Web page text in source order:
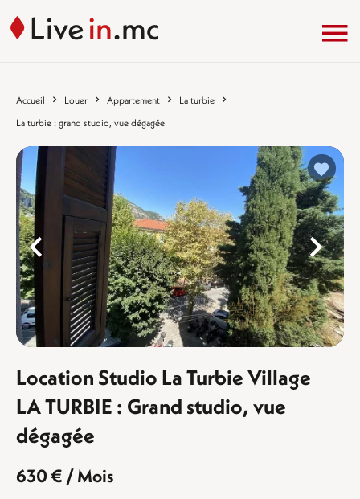
Accueil Louer Appartement
La turbie
La turbie : grand studio, vue dégagée
%}
Location Studio La Turbie Village
LA TURBIE : Grand studio, vue
dégagée
630 € / Mois